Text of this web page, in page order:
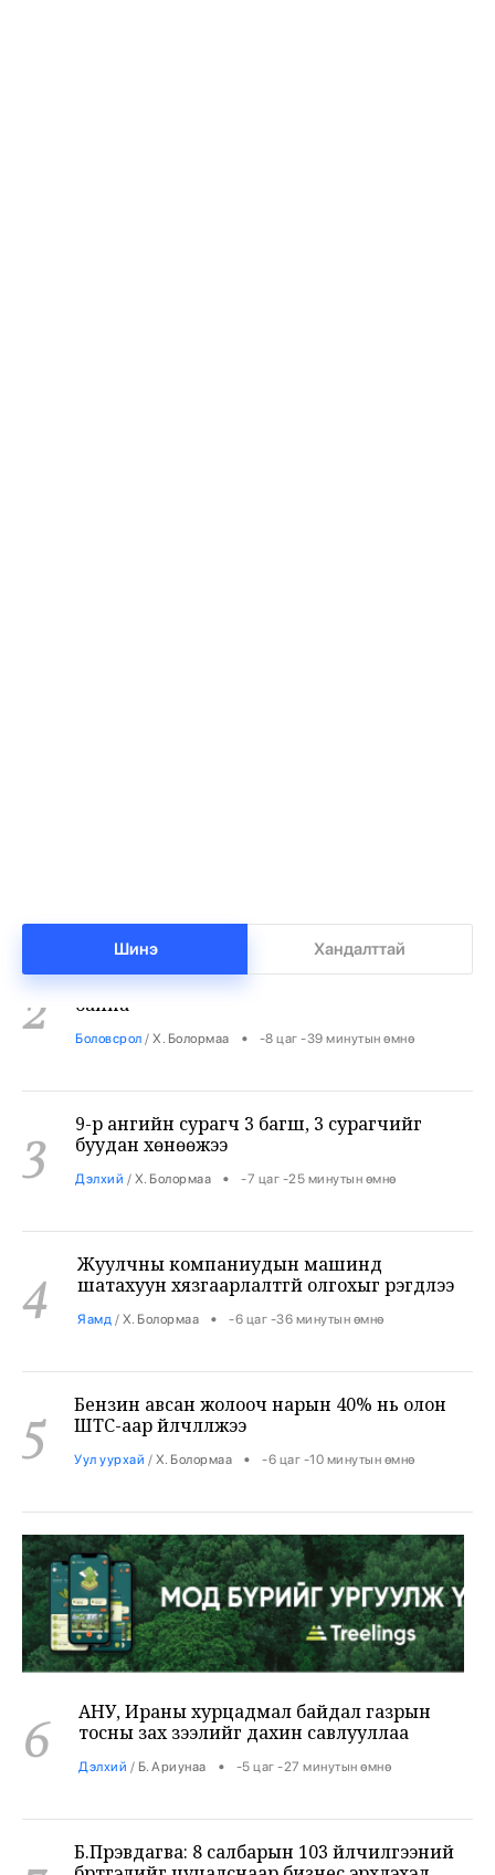
Шинэ Хандалттай
2
Хувийн сургуулиудад 12 мянган суудал сул
байна
3
буудан хөнөөжээ
Дэлхий/Х. Болормаа • -7 цаг -25 минутын өмнө
4
шатахуун хязгаарлалтгүй олгохыг үүрэгдлээ
Яамд/Х. Болормаа • -6 цаг -36 минутын өмнө
5
ШТС-аар үйлчлүүлжээ
Уул уурхай /Х. Болормаа • -6 цаг -10 минутын өмнө
6
АНУ, Ираны хурцадмал байдал газрын
тосны зах зээлийг дахин савлууллаа
Дэлхий/Б. Ариунаа • -5 цаг -27 минутын өмнө
7
бүртгэлийг цуцалснаар бизнес эрхлэхэд
•